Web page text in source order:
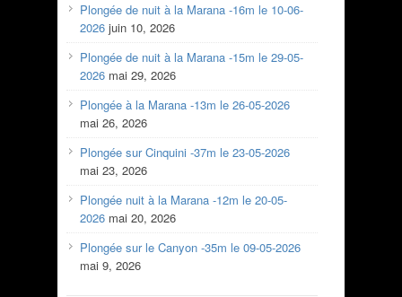
Plongée de nuit à la Marana -16m le 10-06-
2026 juin 10, 2026
Plongée de nuit à la Marana -15m le 29-05-
2026 mai 29, 2026
Plongée à la Marana -13m le 26-05-2026
mai 26, 2026
Plongée sur Cinquini -37m le 23-05-2026
mai 23, 2026
Plongée nuit à la Marana -12m le 20-05-
2026 mai 20, 2026
Plongée sur le Canyon -35m le 09-05-2026
mai 9, 2026